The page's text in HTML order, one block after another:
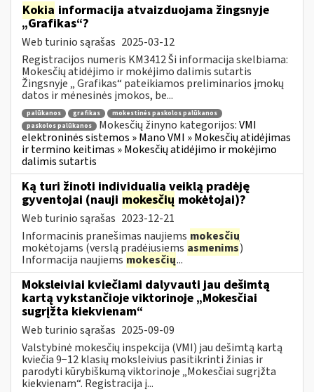
Kokia informacija atvaizduojama žingsnyje
„Grafikas“?
Web turinio sąrašas 2025-03-12
Registracijos numeris KM3412 Ši informacija skelbiama:
Mokesčių atidėjimo ir mokėjimo dalimis sutartis
Žingsnyje „ Grafikas“ pateikiamos preliminarios įmokų
datos ir mėnesinės įmokos, be...
palūkanos grafikas
mokestinės paskolos palūkanos
paskolos palūkanos
Mokesčių žinyno kategorijos:VMI
elektroninės sistemos » Mano VMI » Mokesčių atidėjimas
ir termino keitimas » Mokesčių atidėjimo ir mokėjimo
dalimis sutartis
Ką turi žinoti individualią veiklą pradėję
gyventojai (nauji mokesčių mokėtojai)?
Web turinio sąrašas 2023-12-21
Informacinis pranešimas naujiems mokesčių
mokėtojams (verslą pradėjusiems asmenims)
Informacija naujiems mokesčių...
Moksleiviai kviečiami dalyvauti jau dešimtą
kartą vykstančioje viktorinoje „Mokesčiai
sugrįžta kiekvienam“
Web turinio sąrašas 2025-09-09
Valstybinė mokesčių inspekcija (VMI) jau dešimtą kartą
kviečia 9−12 klasių moksleivius pasitikrinti žinias ir
parodyti kūrybiškumą viktorinoje „Mokesčiai sugrįžta
kiekvienam“. Registracija į...